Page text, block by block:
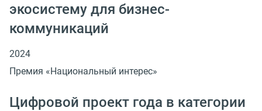
экосистему для бизнес-
коммуникаций
2024
Премия «Национальный интерес»
Цифровой проект года в категории